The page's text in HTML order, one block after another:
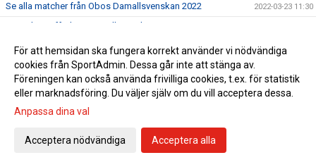
Se alla matcher från Obos Damallsvenskan 2022 2022-03-23 11:30
Upptaktsträff Obos Damallsvenskan
Träningsmatch mot Umeå på lördag 2022-03-18 12:45
Svenska Cupen avslutas med vinst 2022-03-13 16:21
Match 3 i Svenska Cupens gruppspel på LF 2022-03-11 13:00
Match 2 i Svenska Cupens Gruppspel
Träningsmatch Dam lördag 19/2 16:00
För att hemsidan ska fungera korrekt använder vi nödvändiga
cookies från SportAdmin. Dessa går inte att stänga av.
Föreningen kan också använda frivilliga cookies, t.ex. för statistik
eller marknadsföring. Du väljer själv om du vill acceptera dessa.
Anpassa dina val
Acceptera nödvändiga Acceptera alla